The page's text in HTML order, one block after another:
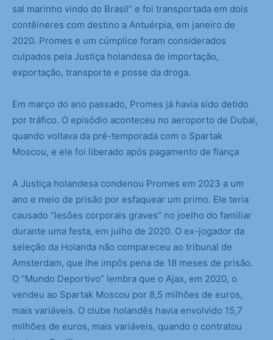
sal marinho vindo do Brasil” e foi transportada em dois
contêineres com destino a Antuérpia, em janeiro de
2020. Promes e um cúmplice foram considerados
culpados pela Justiça holandesa de importação,
exportação, transporte e posse da droga.
Em março do ano passado, Promes já havia sido detido
por tráfico. O episódio aconteceu no aeroporto de Dubai,
quando voltava da pré-temporada com o Spartak
Moscou, e ele foi liberado após pagamento de fiança
A Justiça holandesa condenou Promes em 2023 a um
ano e meio de prisão por esfaquear um primo. Ele teria
causado “lesões corporais graves” no joelho do familiar
durante uma festa, em julho de 2020. O ex-jogador da
seleção da Holanda não compareceu ao tribunal de
Amsterdam, que lhe impôs pena de 18 meses de prisão.
O “Mundo Deportivo” lembra que o Ajax, em 2020, o
vendeu ao Spartak Moscou por 8,5 milhões de euros,
mais variáveis. O clube holandês havia envolvido 15,7
milhões de euros, mais variáveis, quando o contratou